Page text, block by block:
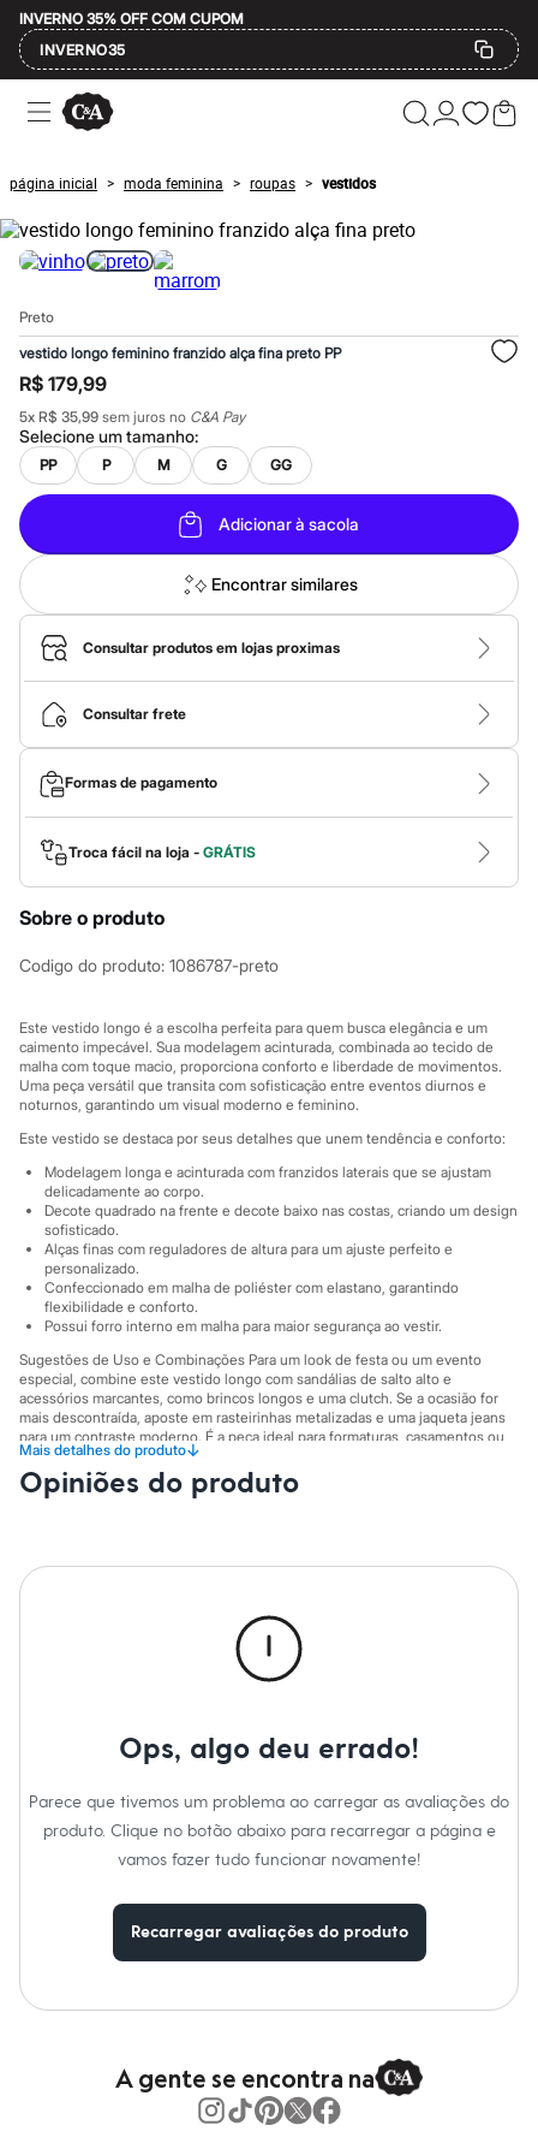
INVERNO 35% OFF COM CUPOM
INVERNO35
Ofertas
Compre por Departamento
Masculino
Infantil
Calçados
Mindse7
Plus Size
Até 40% off
Até 60% off
A partir de 60% off
Feminino
Em alta
Inverno
Alfaiataria
Novidades
Roupas
Blusas e Camisetas
Básicos
Calças
Casacos e Jaquetas
Jeans
Macacões
Saias
Shorts e Bermudas
Acessórios
Bolsas
Bonés e Chapéus
Bijoux
Cintos
Óculos
Relógios
Calçados
Botas
Chinelos
Rasteirinhas
Sandálias
Sapatilhas
Tênis
City
Clock House
Mindset
Sawary
Yessica
Moda esportiva
Acessórios
Blusas
Calçados
Leggings
Shorts e Bermudas
Tops
Moda íntima
Calcinhas
Cintas e Modeladores
Pijamas
Sutiãs e Tops
Moda praia
Biquínis
Maiôs
Saídas de praia
Personagens
Calças
Casacos e Jaquetas
Dia dos Pais
Roupas
Bermudas
Camisas
Casacos e Jaquetas
Bolsas e Mochilas
Chapéus e Bonés
página inicial > moda feminina > roupas > vestidos
Preto
vestido longo feminino franzido alça fina preto PP
R$ 179,99
5x R$ 35,99 sem juros no C&A Pay
Selecione umtamanho:
PP P M G GG
Adicionar à sacola
Encontrar similares
Consultar produtos em lojas proximas
Consultar frete
Formas de pagamento
Troca fácil na loja - GRÁTIS
Sobre o produto
Codigo do produto: 1086787-preto
Este vestido longo é a escolha perfeita para quem busca elegância e um
caimento impecável. Sua modelagem acinturada, combinada ao tecido de
malha com toque macio, proporciona conforto e liberdade de movimentos.
Uma peça versátil que transita com sofisticação entre eventos diurnos e
noturnos, garantindo um visual moderno e feminino.
Este vestido se destaca por seus detalhes que unem tendência e conforto:
Modelagem longa e acinturada com franzidos laterais que se ajustam
delicadamente ao corpo.
Decote quadrado na frente e decote baixo nas costas, criando um design
sofisticado.
Alças finas com reguladores de altura para um ajuste perfeito e
personalizado.
Confeccionado em malha de poliéster com elastano, garantindo
flexibilidade e conforto.
Possui forro interno em malha para maior segurança ao vestir.
Sugestões de Uso e Combinações Para um look de festa ou um evento
especial, combine este vestido longo com sandálias de salto alto e
acessórios marcantes, como brincos longos e uma clutch. Se a ocasião for
mais descontraída, aposte em rasteirinhas metalizadas e uma jaqueta jeans
para um contraste moderno. É a peça ideal para formaturas, casamentos ou
jantares.
A gente se encontra na C&A! ❤
Altura: 178cm / Busto: 81cm / Cintura: 63cm / Quadril: 90cm.
Mais detalhes do produto↓
91% poliéster, 9% elastano
Gênero: Feminino
Opiniões do produto
Ops, algo deu errado!
Parece que tivemos um problema ao carregar as avaliações do
produto. Clique no botão abaixo para recarregar a página e
vamos fazer tudo funcionar novamente!
Recarregar avaliações do produto
A gente se encontra na